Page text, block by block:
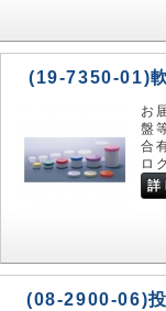
(19-7350-01)
お
盤
合
ロ
詳
(08-2900-06)